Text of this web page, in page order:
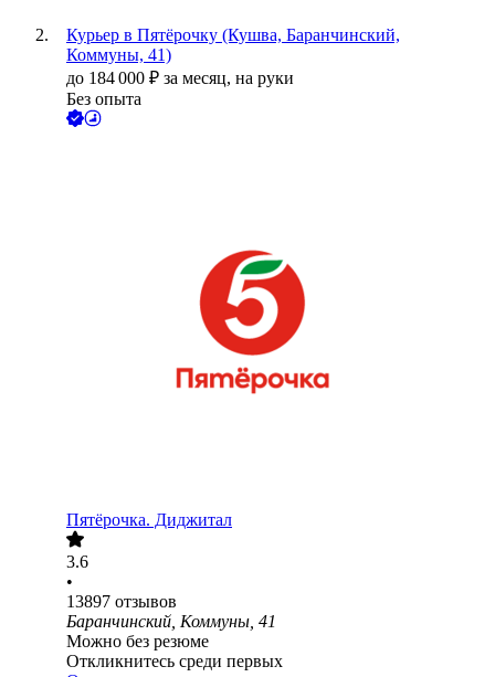
Курьер в Пятёрочку (Кушва, Баранчинский,
Коммуны, 41)
до 184 000 ₽ за месяц, на руки
Без опыта
Пятёрочка. Диджитал
3.6
•
13897 отзывов
Баранчинский, Коммуны, 41
Можно без резюме
Откликнитесь среди первых